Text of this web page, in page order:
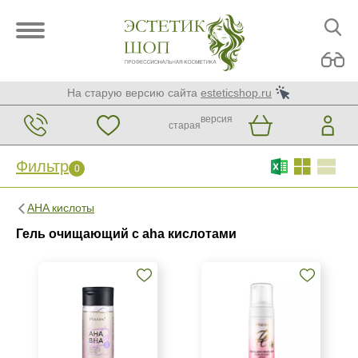
На старую версию сайта esteticshop.ru
старая
версия
Фильтр 0
AHA кислоты
Гель очищающий с aha кислотами
Фильтр 0
Kosmoteros Professionnel (Paris)